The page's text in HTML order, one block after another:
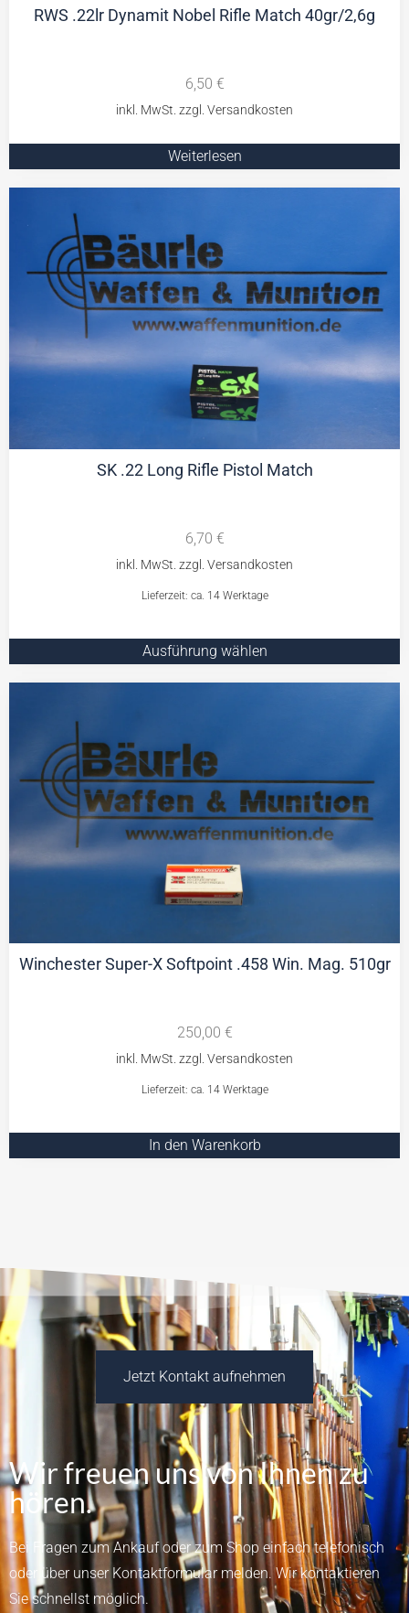
RWS .22lr Dynamit Nobel Rifle Match 40gr/2,6g
6,50 €
Weiterlesen
SK .22 Long Rifle Pistol Match
6,70 €
Lieferzeit: ca. 14 Werktage
Ausführung wählen
Winchester Super-X Softpoint .458 Win. Mag. 510gr
250,00 €
Lieferzeit: ca. 14 Werktage
In den Warenkorb
Jetzt Kontakt aufnehmen
Wir freuen uns von Ihnen zu
hören.
Bei Fragen zum Ankauf oder zum Shop einfach telefonisch
oder über unser Kontaktformularmelden.Wir kontaktieren
Sie schnellst möglich.